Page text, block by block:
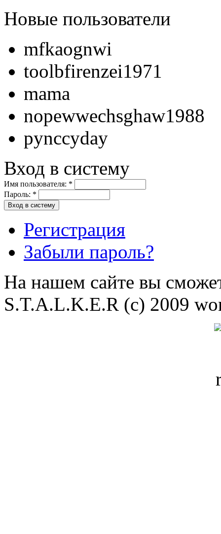
Новые пользователи
mfkaognwi
toolbfirenzei1971
mama
nopewwechsghaw1988
pynccyday
Вход в систему
Имя пользователя: *
Пароль: *
Регистрация
Забыли пароль?
На нашем сайте вы
S.T.A.L.K.E.R (с) 2009